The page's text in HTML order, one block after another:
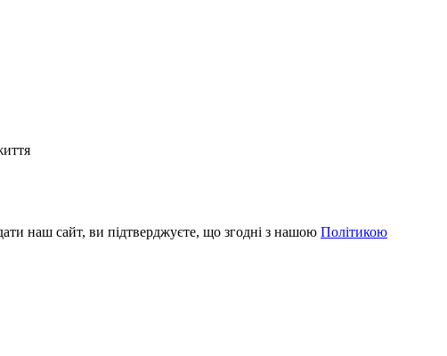
наш сайт, ви підтверджуєте, що згодні з нашою Політикою